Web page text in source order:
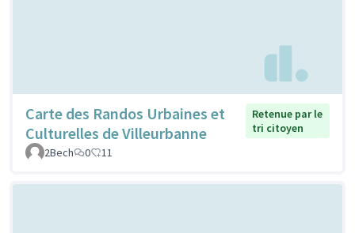
Carte des Randos Urbaines et
Culturelles de Villeurbanne
Retenue par le
tri citoyen
2Bech
0 11